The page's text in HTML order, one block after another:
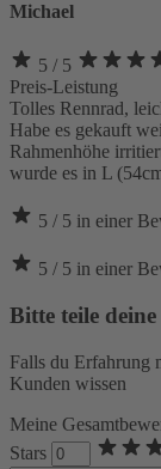
Michael
5 / 5
Preis-Leistung
Tolles Rennrad,
Habe es gekauft
Rahmenhöhe
wurde es in L
5 / 5 in einer
5 / 5 in einer
Bitte teile
Falls du Erfahrung
Kunden wissen
Meine
Stars